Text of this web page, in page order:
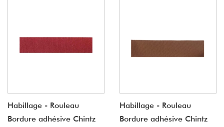
Habillage - Rouleau
Bordure adhésive Chintz
Habillage - Rouleau
Bordure adhésive Chintz